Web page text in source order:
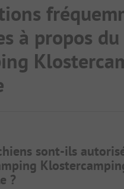
à propos du
sont-ils
?